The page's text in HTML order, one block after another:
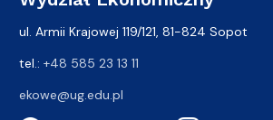
ul. Armii Krajowej 119/121, 81-824 Sopot
tel.: +48 585 23 13 11
ekowe@ug.edu.pl